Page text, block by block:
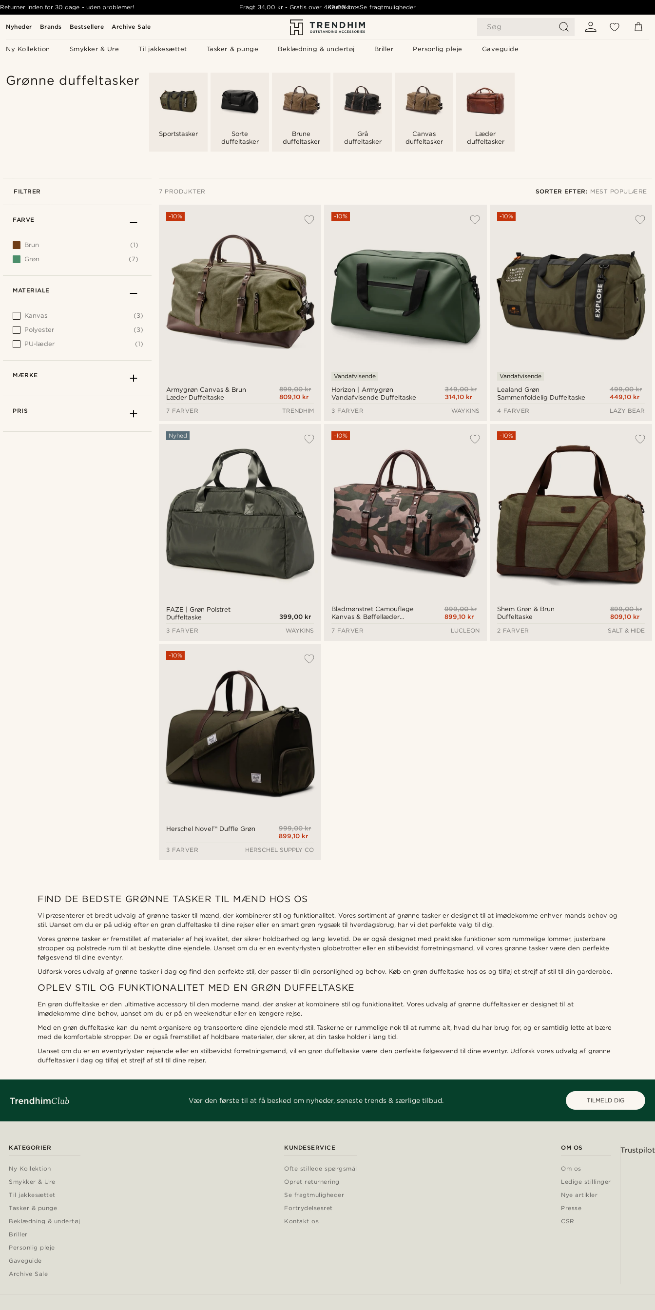
Nyheder Brands Bestsellere Archive Sale Søg
Ny Kollektion Smykker & Ure Til jakkesættet Tasker & punge Beklædning & undertøj Briller Personlig pleje Gaveguide
Returner inden for 30 dage - uden problemer! Fragt 34,00 kr- Gratis over 449,00 kr - Se fragtmuligheder
Kontakt os
Grønne duffeltasker
Sportstasker
Sorte
duffeltasker
Brune
duffeltasker
Grå
duffeltasker
Canvas
duffeltasker
Læder
duffeltasker
FILTRER 7 PRODUKTER SORTER EFTER: MEST POPULÆRE
Højeste pris
Armygrøn Canvas & Brun
Læder Duffeltaske
-10%
899,00 kr
809,10 kr
7 FARVER
TRENDHIM
Horizon | Armygrøn
Vandafvisende Duffeltaske
-10%
Vandafvisende
349,00 kr
314,10 kr
3 FARVER
WAYKINS
Lealand Grøn
Sammenfoldelig Duffeltaske
-10%
Vandafvisende
499,00 kr
449,10 kr
4 FARVER
LAZY BEAR
FAZE | Grøn Polstret
Duffeltaske
Nyhed
399,00 kr
3 FARVER
WAYKINS
Bladmønstret Camouflage
Kanvas & Bøffellæder
-10%
999,00 kr
899,10 kr
7 FARVER
LUCLEON
Shem Grøn & Brun
Duffeltaske
-10%
899,00 kr
809,10 kr
2 FARVER
SALT & HIDE
Herschel Novel™ Duffle Grøn
-10%
999,00 kr
899,10 kr
3 FARVER
HERSCHEL SUPPLY CO
FARVE
Brun
(1)
Grøn
(7)
MATERIALE
Kanvas
(3)
Polyester
(3)
PU-læder
(1)
MÆRKE
PRIS
FIND DE BEDSTE GRØNNE TASKER TIL MÆND HOS OS
Vi præsenterer et bredt udvalg af grønne tasker til mænd, der kombinerer stil og funktionalitet. Vores sortiment af grønne tasker er designet til at imødekomme enhver mands behov og
stil. Uanset om du er på udkig efter en grøn duffeltaske til dine rejser eller en smart grøn rygsæk til hverdagsbrug, har vi det perfekte valg til dig.
Vores grønne tasker er fremstillet af materialer af høj kvalitet, der sikrer holdbarhed og lang levetid. De er også designet med praktiske funktioner som rummelige lommer, justerbare
stropper og polstrede rum til at beskytte dine ejendele. Uanset om du er en eventyrlysten globetrotter eller en stilbevidst forretningsmand, vil vores grønne tasker være den perfekte
følgesvend til dine eventyr.
Udforsk vores udvalg af grønne tasker i dag og find den perfekte stil, der passer til din personlighed og behov. Køb en grøn duffeltaske hos os og tilføj et strejf af stil til din garderobe.
OPLEV STIL OG FUNKTIONALITET MED EN GRØN DUFFELTASKE
En grøn duffeltaske er den ultimative accessory til den moderne mand, der ønsker at kombinere stil og funktionalitet. Vores udvalg af grønne duffeltasker er designet til at
imødekomme dine behov, uanset om du er på en weekendtur eller en længere rejse.
Med en grøn duffeltaske kan du nemt organisere og transportere dine ejendele med stil. Taskerne er rummelige nok til at rumme alt, hvad du har brug for, og er samtidig lette at bære
med de komfortable stropper. De er også fremstillet af holdbare materialer, der sikrer, at din taske holder i lang tid.
Uanset om du er en eventyrlysten rejsende eller en stilbevidst forretningsmand, vil en grøn duffeltaske være den perfekte følgesvend til dine eventyr. Udforsk vores udvalg af grønne
duffeltasker i dag og tilføj et strejf af stil til dine rejser.
Vær den første til at få besked om nyheder, seneste trends & særlige tilbud. TILMELD DIG
KATEGORIER
Ny Kollektion
Smykker & Ure
Til jakkesættet
Tasker & punge
Beklædning & undertøj
Briller
Personlig pleje
Gaveguide
Archive Sale
KUNDESERVICE
Ofte stillede spørgsmål
Opret returnering
Se fragtmuligheder
Fortrydelsesret
Kontakt os
OM OS
Om os
Ledige stillinger
Nye artikler
Presse
CSR
Trustpilot